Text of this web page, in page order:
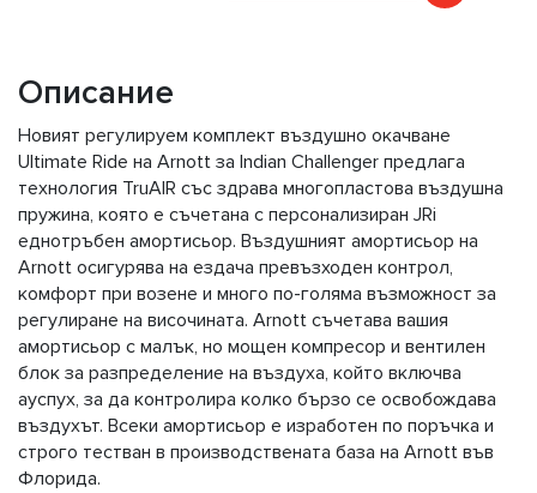
Описание
Новият регулируем комплект въздушно окачване
Ultimate Ride на Arnott за Indian Challenger предлага
технология TruAIR със здрава многопластова въздушна
пружина, която е съчетана с персонализиран JRi
еднотръбен амортисьор. Въздушният амортисьор на
Arnott осигурява на ездача превъзходен контрол,
комфорт при возене и много по-голяма възможност за
регулиране на височината. Arnott съчетава вашия
амортисьор с малък, но мощен компресор и вентилен
блок за разпределение на въздуха, който включва
ауспух, за да контролира колко бързо се освобождава
въздухът. Всеки амортисьор е изработен по поръчка и
строго тестван в производствената база на Arnott във
Флорида.